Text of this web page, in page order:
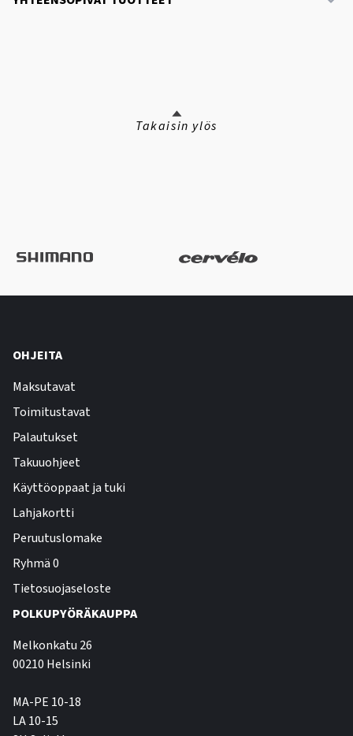
Takaisin ylös
OHJEITA
Maksutavat
Toimitustavat
Palautukset
Takuuohjeet
Käyttöoppaat ja tuki
Lahjakortti
Peruutuslomake
Ryhmä 0
Tietosuojaseloste
POLKUPYÖRÄKAUPPA
Melkonkatu 26
00210 Helsinki
MA-PE 10-18
LA 10-15